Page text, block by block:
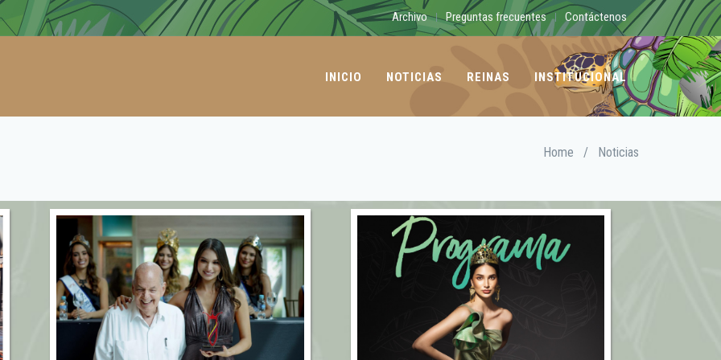
Archivo | Preguntas frecuentes | Contáctenos
INICIO NOTICIAS REINAS INSTITUCIONAL
Home / Noticias